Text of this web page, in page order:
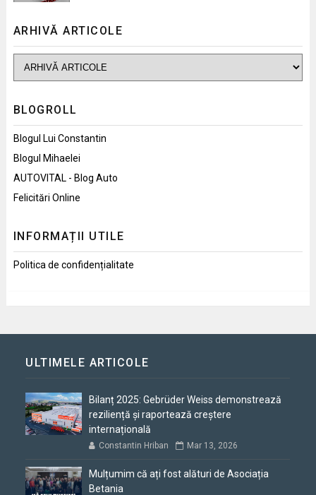
ARHIVĂ ARTICOLE
BLOGROLL
Blogul Lui Constantin
Blogul Mihaelei
AUTOVITAL - Blog Auto
Felicitări Online
INFORMAȚII UTILE
Politica de confidențialitate
ULTIMELE ARTICOLE
Bilanț 2025: Gebrüder Weiss demonstrează
reziliență și raportează creștere
internațională
Constantin Hriban Mar 13, 2026
Mulțumim că ați fost alături de Asociația
Betania